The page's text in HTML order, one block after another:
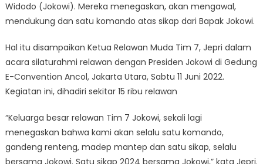
Widodo (Jokowi). Mereka menegaskan, akan mengawal,
mendukung dan satu komando atas sikap dari Bapak Jokowi.
Hal itu disampaikan Ketua Relawan Muda Tim 7, Jepri dalam
acara silaturahmi relawan dengan Presiden Jokowi di Gedung
E-Convention Ancol, Jakarta Utara, Sabtu 11 Juni 2022.
Kegiatan ini, dihadiri sekitar 15 ribu relawan
“Keluarga besar relawan Tim 7 Jokowi, sekali lagi
menegaskan bahwa kami akan selalu satu komando,
gandeng renteng, madep mantep dan satu sikap, selalu